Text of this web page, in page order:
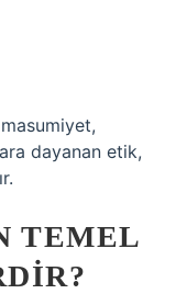
dayanan etik,
TEMEL